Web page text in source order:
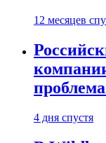
12 месяцев
4 дня спустя